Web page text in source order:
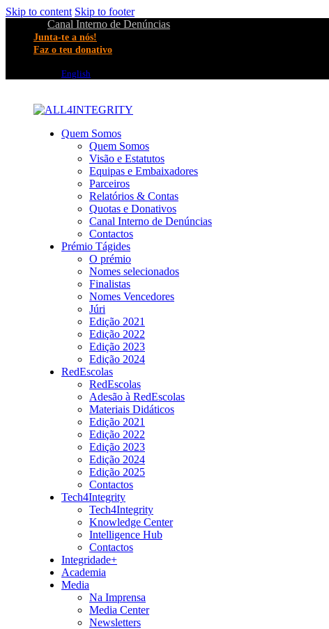
Skip to content Skip to footer
Canal Interno de Denúncias
Junta-te a nós!
Faz o teu donativo
English
Quem Somos
Quem Somos
Visão e Estatutos
Equipas e Embaixadores
Parceiros
Relatórios & Contas
Quotas e Donativos
Canal Interno de Denúncias
Contactos
Prémio Tágides
O prémio
Nomes selecionados
Finalistas
Nomes Vencedores
Júri
Edição 2021
Edição 2022
Edição 2023
Edição 2024
RedEscolas
RedEscolas
Adesão à RedEscolas
Materiais Didáticos
Edição 2021
Edição 2022
Edição 2023
Edição 2024
Edição 2025
Contactos
Tech4Integrity
Tech4Integrity
Knowledge Center
Intelligence Hub
Contactos
Integridade+
Academia
Media
Na Imprensa
Media Center
Newsletters